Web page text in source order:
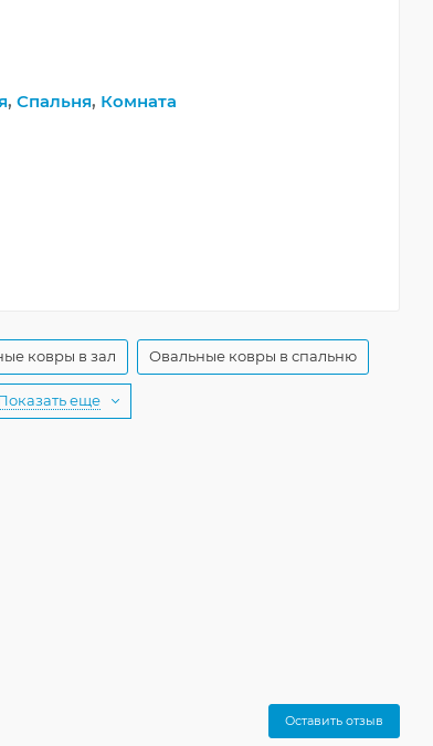
, Спальня, Комната
ковры в зал Овальные ковры в спальню
еще
Оставить отзыв